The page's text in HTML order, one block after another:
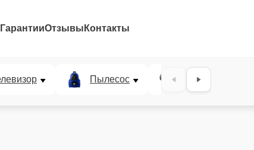
ГарантииОтзывы Контакты
Пылесос Проектор